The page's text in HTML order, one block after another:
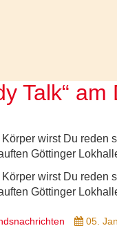
Talk“
Körper wirst Du reden
Göttinger
Körper wirst Du reden
Göttinger
05.